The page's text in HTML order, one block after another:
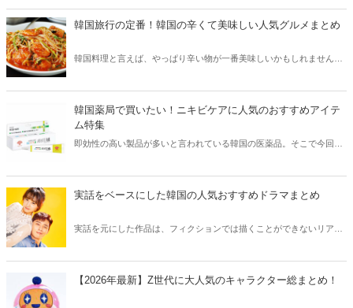
韓国旅行の定番！韓国の辛くて美味しい人気グルメまとめ
韓国料理と言えば、やっぱり辛い物が一番美味しいかもしれません。
方も必見です。
韓国薬局で買いたい！ニキビケアに人気のおすすめアイテ
ム特集
即効性の高い製品が多いと言われている韓国の医薬品。そこで今回は
う。
実話をベースにした韓国の人気おすすめドラマまとめ
実話を元にした作品は、フィクションでは描くことができないリアル
【2026年最新】Z世代に大人気のキャラクター総まとめ！